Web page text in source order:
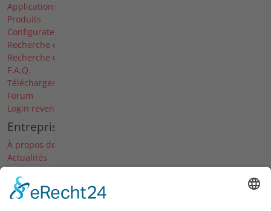
Applications
Produits
Configurateur
Recherche de pièces de rechange
Recherche de revendeurs
F.A.Q.
Téléchargements
Forum
Login revendeur
Entreprise
À propos de nous
Actualités
Dates & Salons
Carrière
Historique